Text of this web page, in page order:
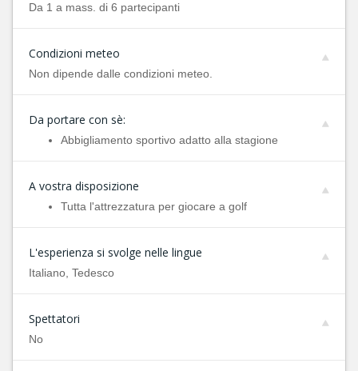
Da 1 a mass. di 6 partecipanti
Condizioni meteo
Non dipende dalle condizioni meteo.
Da portare con sè:
Abbigliamento sportivo adatto alla stagione
A vostra disposizione
Tutta l'attrezzatura per giocare a golf
L'esperienza si svolge nelle lingue
Italiano, Tedesco
Spettatori
No